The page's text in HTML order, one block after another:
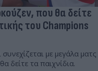
που θα δείτε
του Champions
με μεγάλα ματς
δείτε τα παιχνίδια.